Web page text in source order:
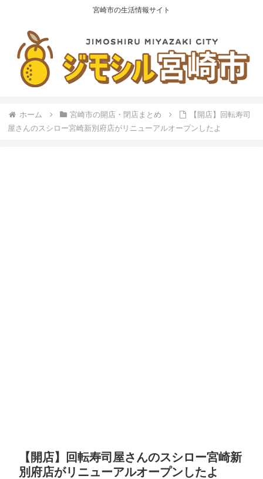
宮崎市の生活情報サイト
ホーム 宮崎市の開店・閉店まとめ
【開店】回転寿司
屋さんのスシロー宮崎新別府店がリニューアルオープンしたよ
【開店】回転寿司屋さんのスシロー宮崎新
別府店がリニューアルオープンしたよ